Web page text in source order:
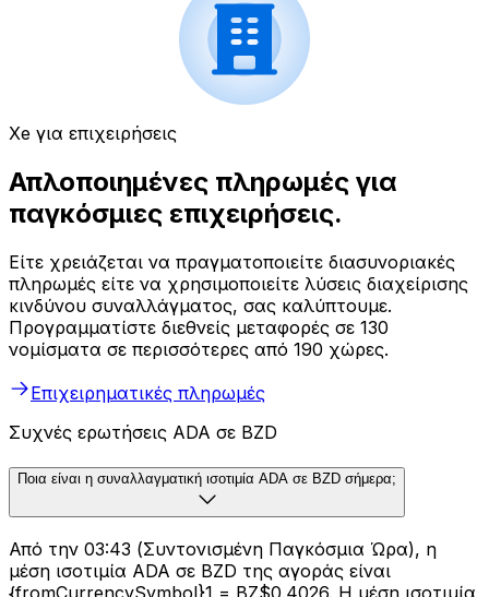
Xe για επιχειρήσεις
Απλοποιημένες πληρωμές για
παγκόσμιες επιχειρήσεις.
Είτε χρειάζεται να πραγματοποιείτε διασυνοριακές
πληρωμές είτε να χρησιμοποιείτε λύσεις διαχείρισης
κινδύνου συναλλάγματος, σας καλύπτουμε.
Προγραμματίστε διεθνείς μεταφορές σε 130
νομίσματα σε περισσότερες από 190 χώρες.
Επιχειρηματικές πληρωμές
Συχνές ερωτήσεις ADA σε BZD
Ποια είναι η συναλλαγματική ισοτιμία ADA σε BZD σήμερα;
Από την 03:43 (Συντονισμένη Παγκόσμια Ώρα), η
μέση ισοτιμία ADA σε BZD της αγοράς είναι
{fromCurrencySymbol}1 = BZ$0.4026. Η μέση ισοτιμία